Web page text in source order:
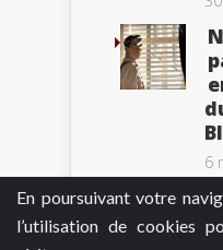
En poursuivant votre
l’utilisation de cookies
6